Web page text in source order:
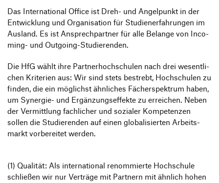
Das Inter­na­tional Office ist Dreh- und Angel­punkt in der
Entwick­lung und Orga­ni­sa­tion für Studi­en­erfah­rungen im
Ausland. Es ist Ansprech­partner für alle Belange von Inco­
ming- und Outgoing-Studierenden.
Die HfG wählt ihre Part­ner­hoch­schulen nach drei wesent­li­
chen Krite­rien aus: Wir sind stets bestrebt, Hoch­schulen zu
finden, die ein möglichst ähnli­ches Fächer­spek­trum haben,
um Synergie- und Ergän­zungs­ef­fekte zu errei­chen. Neben
der Vermitt­lung fach­li­cher und sozialer Kompe­tenzen
sollen die Studie­renden auf einen globa­li­sierten Arbeits­
markt vorbe­reitet werden.
(1) Qualität: Als inter­na­tional renom­mierte Hoch­schule
schließen wir nur Verträge mit Part­nern mit ähnlich hohen